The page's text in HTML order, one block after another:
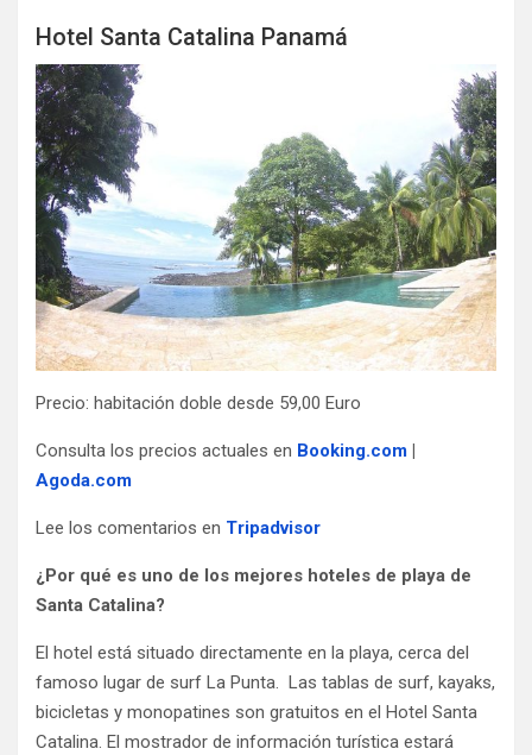
Hotel Santa Catalina Panamá
Precio: habitación doble desde 59,00 Euro
Consulta los precios actuales en Booking.com |
Agoda.com
Lee los comentarios en Tripadvisor
¿Por qué es uno de los mejores hoteles de playa de
Santa Catalina?
El hotel está situado directamente en la playa, cerca del
famoso lugar de surf La Punta. Las tablas de surf, kayaks,
bicicletas y monopatines son gratuitos en el Hotel Santa
Catalina. El mostrador de información turística estará